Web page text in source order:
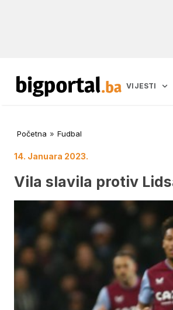
VIJESTI
Početna » Fudbal
14. Januara 2023.
Vila slavila protiv